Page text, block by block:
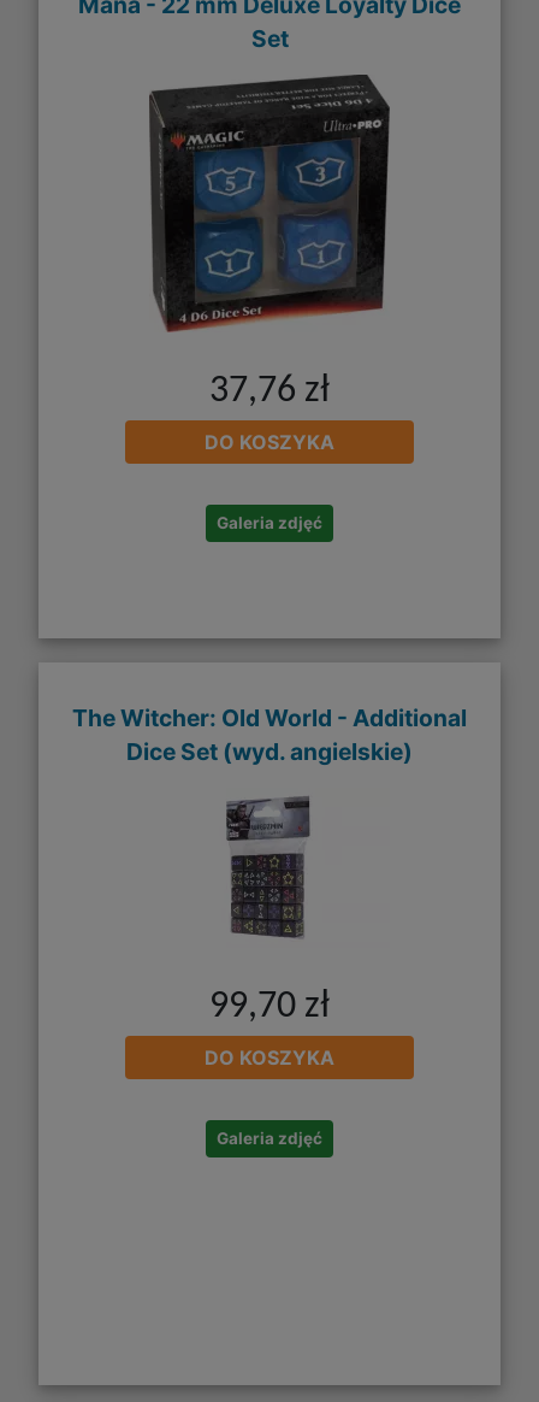
Set
37,76 zł
DO KOSZYKA
Galeria zdjęć
The Witcher: Old World - Additional
Dice Set (wyd. angielskie)
99,70 zł
DO KOSZYKA
Galeria zdjęć